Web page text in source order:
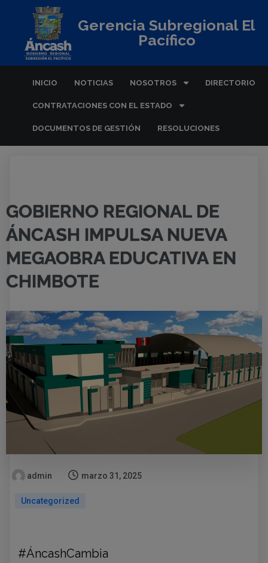
Gerencia Subregional El
Pacífico
INICIO NOTICIAS NOSOTROS DIRECTORIO
CONTRATACIONES CON EL ESTADO
DOCUMENTOS DE GESTIÓN RESOLUCIONES
GOBIERNO REGIONAL DE
ÁNCASH IMPULSA NUEVA
MEGAOBRA EDUCATIVA EN
CHIMBOTE
admin marzo 31, 2025
Uncategorized
#ÁncashCambia